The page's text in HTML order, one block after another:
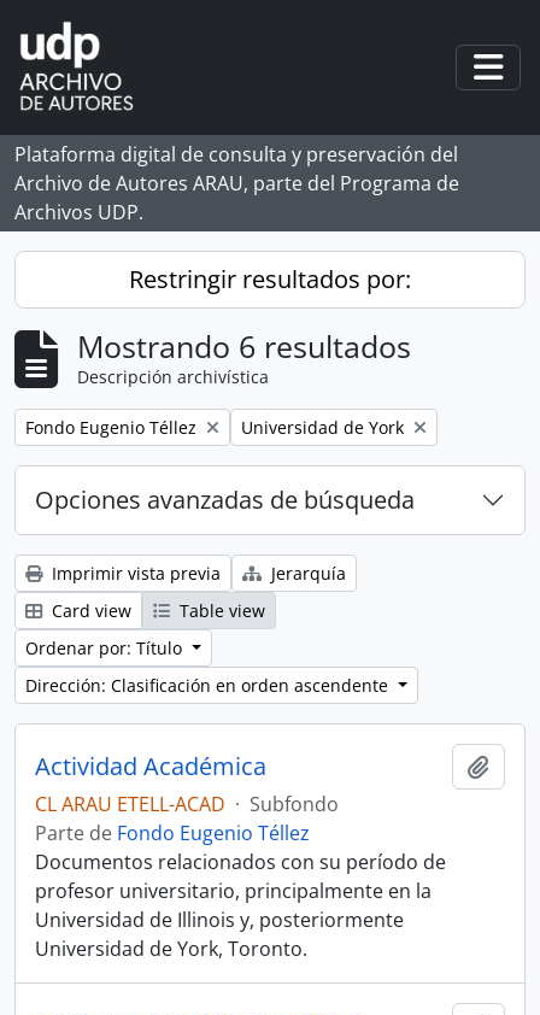
Skip to main content
Plataforma digital de consulta y preservación del
Archivo de Autores ARAU, parte del Programa de
Archivos UDP.
Restringir resultados por:
Mostrando 6 resultados
Descripción archivística
Remove filter:
Fondo Eugenio Téllez Remove filter:
Universidad de York
Opciones avanzadas de búsqueda
Imprimir vista previa
Jerarquía
Card view
Table view
Ordenar por: Título
Dirección: Clasificación en orden ascendente
Actividad Académica
CL ARAU ETELL-ACAD · Subfondo
Parte de Fondo Eugenio Téllez
Documentos relacionados con su período de
profesor universitario, principalmente en la
Universidad de Illinois y, posteriormente
Universidad de York, Toronto.